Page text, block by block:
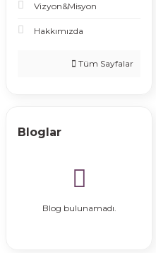
Vizyon&Misyon
Hakkımızda
Tüm Sayfalar
Bloglar
Blog bulunamadı.